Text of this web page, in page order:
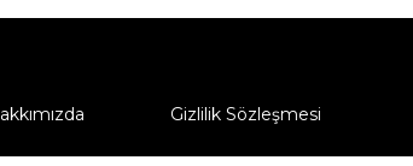
Gizlilik Sözleşmesi